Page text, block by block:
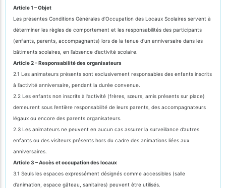
Article 1 – Objet
Les présentes Conditions Générales d’Occupation des Locaux Scolaires servent à
déterminer les règles de comportement et les responsabilités des participants
(enfants, parents, accompagnants) lors de la tenue d’un anniversaire dans les
bâtiments scolaires, en l’absence d’activité scolaire.
Article 2 – Responsabilité des organisateurs
2.1 Les animateurs présents sont exclusivement responsables des enfants inscrits
à l’activité anniversaire, pendant la durée convenue.
2.2 Les enfants non inscrits à l’activité (frères, sœurs, amis présents sur place)
demeurent sous l’entière responsabilité de leurs parents, des accompagnateurs
légaux ou encore des parents organisateurs.
2.3 Les animateurs ne peuvent en aucun cas assurer la surveillance d’autres
enfants ou des visiteurs présents hors du cadre des animations liées aux
anniversaires.
Article 3 – Accès et occupation des locaux
3.1 Seuls les espaces expressément désignés comme accessibles (salle
d’animation, espace gâteau, sanitaires) peuvent être utilisés.